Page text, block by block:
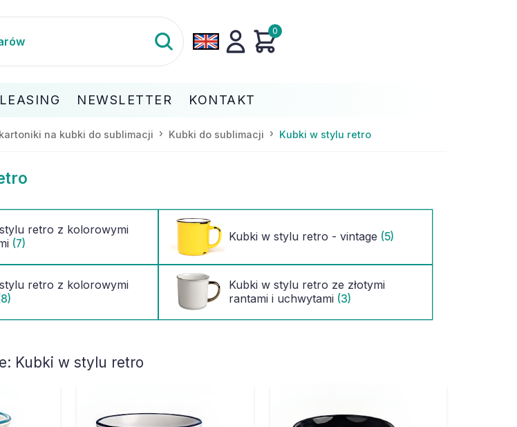
0
LEASING NEWSLETTER KONTAKT
na kubki do sublimacji Kubki do sublimacji Kubki w stylu retro
retro z kolorowymi
(7)
Kubki w stylu retro - vintage (5)
retro z kolorowymi
Kubki w stylu retro ze złotymi
rantami i uchwytami (3)
Kubki w stylu retro